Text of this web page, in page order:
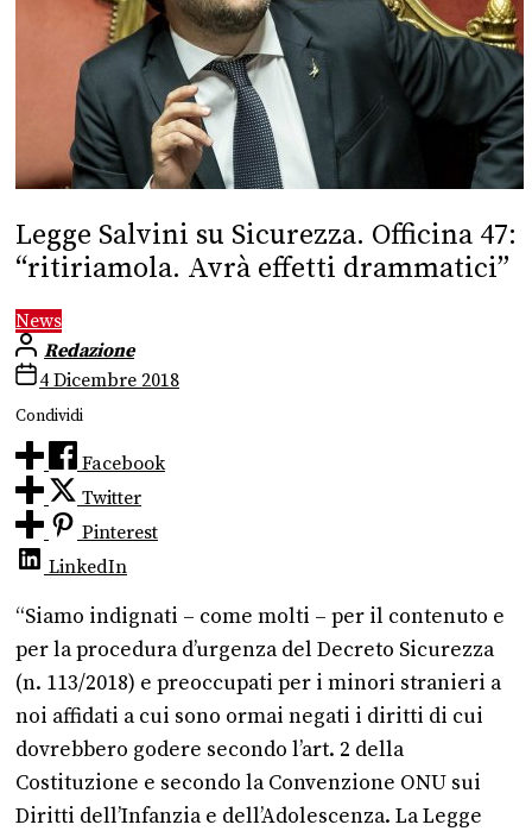
Legge Salvini su Sicurezza. Officina 47:
“ritiriamola. Avrà effetti drammatici”
News
Redazione
4 Dicembre 2018
Condividi
Facebook
Twitter
Pinterest
LinkedIn
“Siamo indignati – come molti – per il contenuto e
per la procedura d’urgenza del Decreto Sicurezza
(n. 113/2018) e preoccupati per i minori stranieri a
noi affidati a cui sono ormai negati i diritti di cui
dovrebbero godere secondo l’art. 2 della
Costituzione e secondo la Convenzione ONU sui
Diritti dell’Infanzia e dell’Adolescenza. La Legge